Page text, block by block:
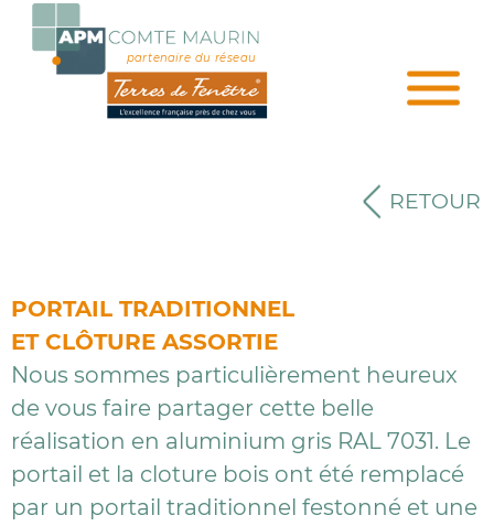
partenaire du réseau
RETOUR
PORTAIL TRADITIONNEL
ET CLÔTURE ASSORTIE
Nous sommes particulièrement heureux
de vous faire partager cette belle
réalisation en aluminium gris RAL 7031. Le
portail et la cloture bois ont été remplacé
par un portail traditionnel festonné et une